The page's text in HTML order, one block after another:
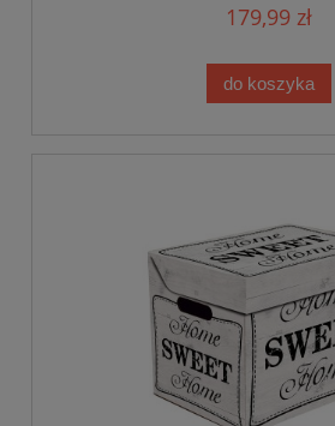
179,99 zł
do koszyka